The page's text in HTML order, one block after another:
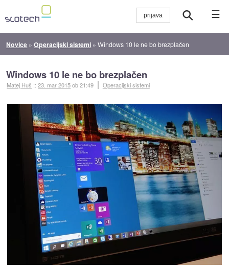
☰
Novice »Operacijski sistemi »Windows 10 le ne bo brezplačen
Windows 10 le ne bo brezplačen
Matej Huš ::23. mar 2015ob 21:49 Operacijski sistemi